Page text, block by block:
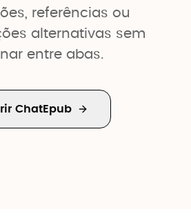
referências ou
alternativas sem
entre abas.
ChatEpub